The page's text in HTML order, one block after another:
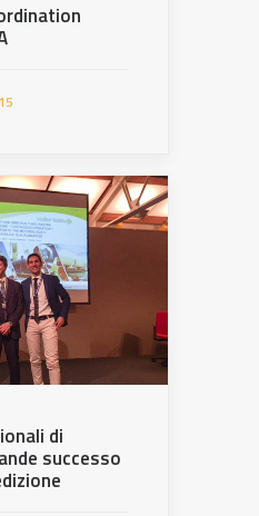
di
successo